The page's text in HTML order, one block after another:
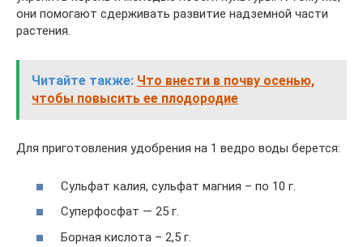
они помогают сдерживать развитие надземной части
растения.
Читайте также: Что внести в почву осенью,
чтобы повысить ее плодородие
Для приготовления удобрения на 1 ведро воды берется:
Сульфат калия, сульфат магния – по 10 г.
Суперфосфат — 25 г.
Борная кислота – 2,5 г.